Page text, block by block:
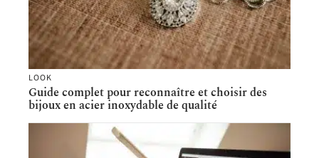
LOOK
Guide complet pour reconnaître et choisir des
bijoux en acier inoxydable de qualité